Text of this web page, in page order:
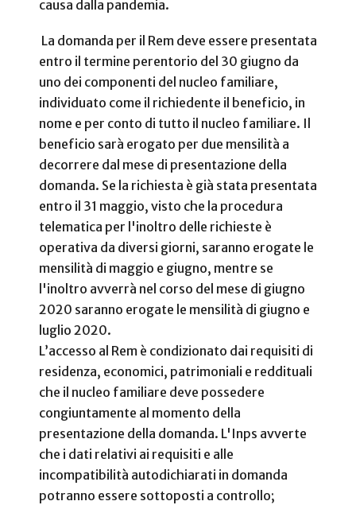
causa dalla pandemia.
La domanda per il Rem deve essere presentata
entro il termine perentorio del 30 giugno da
uno dei componenti del nucleo familiare,
individuato come il richiedente il beneficio, in
nome e per conto di tutto il nucleo familiare. Il
beneficio sarà erogato per due mensilità a
decorrere dal mese di presentazione della
domanda. Se la richiesta è già stata presentata
entro il 31 maggio, visto che la procedura
telematica per l'inoltro delle richieste è
operativa da diversi giorni, saranno erogate le
mensilità di maggio e giugno, mentre se
l'inoltro avverrà nel corso del mese di giugno
2020 saranno erogate le mensilità di giugno e
luglio 2020.
L’accesso al Rem è condizionato dai requisiti di
residenza, economici, patrimoniali e reddituali
che il nucleo familiare deve possedere
congiuntamente al momento della
presentazione della domanda. L'Inps avverte
che i dati relativi ai requisiti e alle
incompatibilità autodichiarati in domanda
potranno essere sottoposti a controllo;